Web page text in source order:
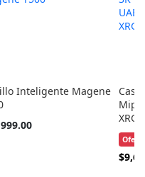
Inteligente Magene
Mips
XRG
Precio